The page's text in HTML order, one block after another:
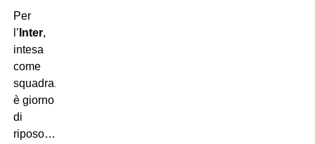
Per
l’ Inter,
intesa
come
squadra,
è giorno
di
riposo…